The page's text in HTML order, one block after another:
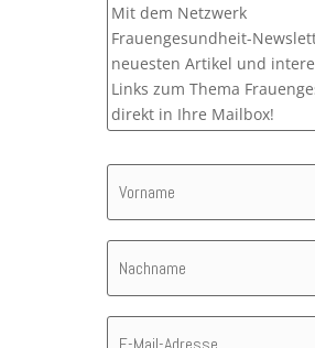
Mit dem Netzwerk
Frauengesundheit-
neuesten Artikel und
Links zum Thema
direkt in Ihre Mailbox!